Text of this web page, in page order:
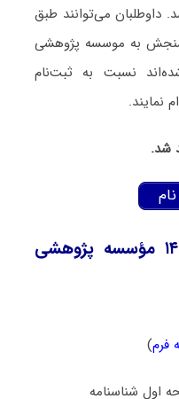
داوطلبان می‌توانند طبق
به موسسه پژوهشی
نسبت به ثبت‌نام
نمایند.
شد.
مدارک مصاحبه دکتری ۱۴۰۵ مؤسسه پژوهشی
فرم)
اول شناسنامه